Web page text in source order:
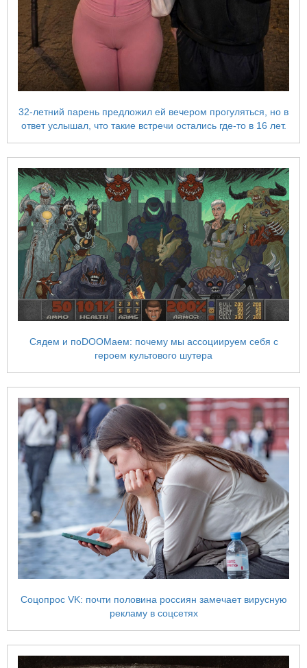
32-летний парень предложил ей вечером прогуляться, но в
ответ услышал, что такие встречи остались где-то в 16 лет.
Сядем и поDOOMаем: почему мы ассоциируем себя с
героем культового шутера
Соцопрос VK: почти половина россиян замечает вирусную
рекламу в соцсетях